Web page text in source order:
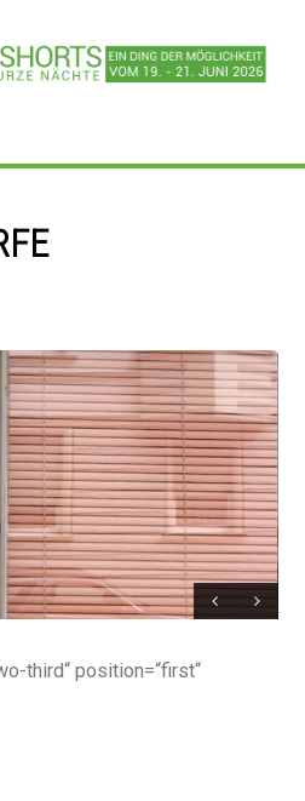
third“ position=“first“